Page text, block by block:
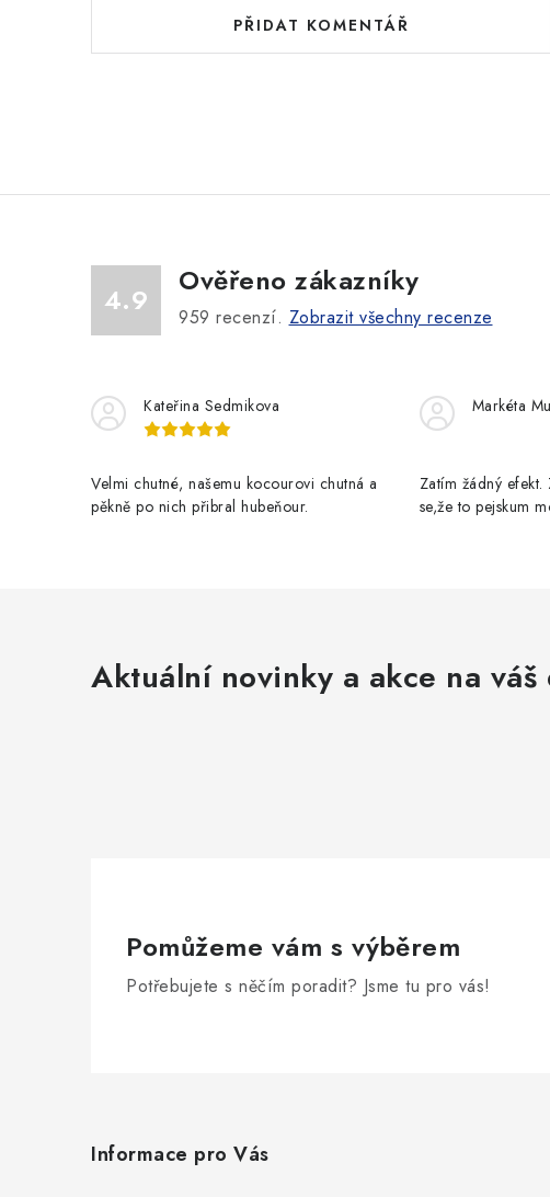
PŘIDAT KOMENTÁŘ
4.9
Ověřeno zákazníky
959 recenzí. Zobrazit všechny recenze
Kateřina Sedmikova
Velmi chutné, našemu kocourovi chutná a
pěkně po nich přibral hubeňour.
Markéta
Zatím žádný
se,že to pejskum
Aktuální novinky a akce na váš
Pomůžeme vám s výběrem
Potřebujete s něčím poradit? Jsme tu pro vás!
Informace pro Vás